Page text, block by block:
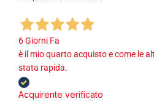
6 Giorni Fa
è il mio quarto acquisto e come le
stata rapida.
Acquirente verificato